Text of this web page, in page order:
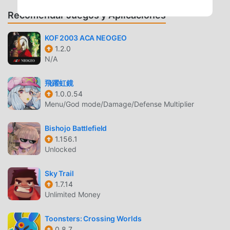
proporciona Free mod gratis, ayudándote a ahorrar la tarea
mecánica repetitiva en el juego, así que puedes
concentrarte en disfrutar la alegría que trae el juego en sí.
moddroid promete que cualquier mod de Angry Alligator
es 100% seguro, disponible y de instalación gratuita.
Simplemente descargue el cliente moddroid, puede
descargar e instalar Angry Alligator Attack Sim 3D 1.0 con
juega!
JUGABILIDAD ÚNICA
Angry Alligator Attack Sim 3D Como un popular juego de
action , su jugabilidad única lo ha ayudado a ganar una
gran cantidad de fanáticos en todo el mundo. A diferencia
de los juegos tradicionales de action , en Angry Alligator
Attack Sim 3D, solo necesitas pasar por el tutorial para
Recomendar Juegos y Aplicaciones
KOF 2003 ACA NEOGEO
1.2.0
N/A
飛躍虹鏡
1.0.0.54
Menu/God mode/Damage/Defense Multiplier
Bishojo Battlefield
1.156.1
Unlocked
Sky Trail
1.7.14
Unlimited Money
Toonsters: Crossing Worlds